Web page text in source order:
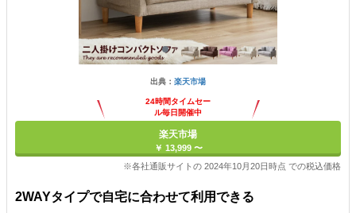
出典： 楽天市場
24時間タイムセー
ル毎日開催中
楽天市場
￥ 13,999 〜
※各社通販サイトの 2024年10月20日時点 での税込価格
2WAYタイプで自宅に合わせて利用できる